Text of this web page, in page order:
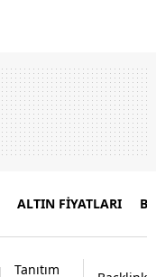
ALTIN FİYATLARI
Tanıtım